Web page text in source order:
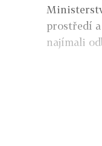
prostředí
najímali